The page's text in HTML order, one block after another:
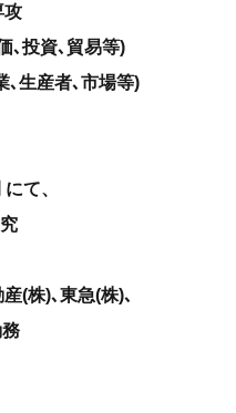
攻
､投資､貿易等)
､生産者､市場等)
て、
(株)､東急(株)､